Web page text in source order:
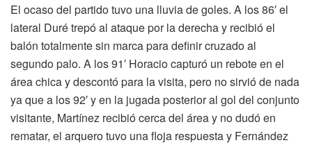
El ocaso del partido tuvo una lluvia de goles. A los 86′ el
lateral Duré trepó al ataque por la derecha y recibió el
balón totalmente sin marca para definir cruzado al
segundo palo. A los 91′ Horacio capturó un rebote en el
área chica y descontó para la visita, pero no sirvió de nada
ya que a los 92′ y en la jugada posterior al gol del conjunto
visitante, Martínez recibió cerca del área y no dudó en
rematar, el arquero tuvo una floja respuesta y Fernández